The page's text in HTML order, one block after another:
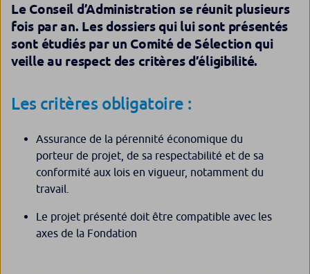
Le Conseil d’Administration se réunit plusieurs
fois par an. Les dossiers qui lui sont présentés
sont étudiés par un Comité de Sélection qui
veille au respect des critères d’éligibilité.
Les critères obligatoire :
Assurance de la pérennité économique du
porteur de projet, de sa respectabilité et de sa
conformité aux lois en vigueur, notamment du
travail.
Le projet présenté doit être compatible avec les
axes de la Fondation